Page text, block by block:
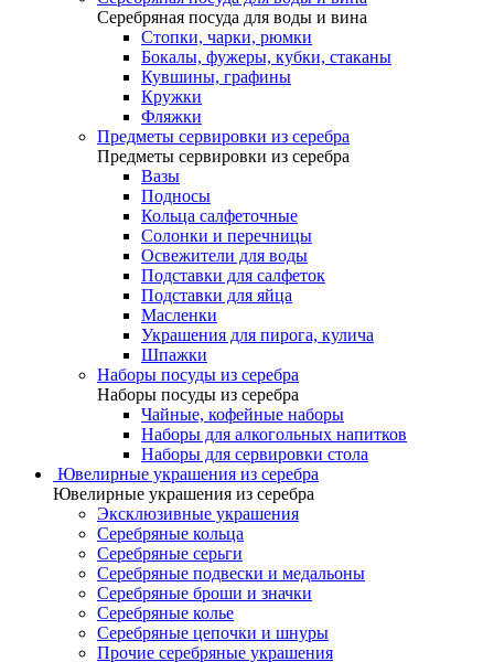
Серебряная посуда для воды и вина
Стопки, чарки, рюмки
Бокалы, фужеры, кубки, стаканы
Кувшины, графины
Кружки
Фляжки
Предметы сервировки из серебра
Предметы сервировки из серебра
Вазы
Подносы
Кольца салфеточные
Солонки и перечницы
Освежители для воды
Подставки для салфеток
Подставки для яйца
Масленки
Украшения для пирога, кулича
Шпажки
Наборы посуды из серебра
Наборы посуды из серебра
Чайные, кофейные наборы
Наборы для алкогольных напитков
Наборы для сервировки стола
Ювелирные украшения из серебра
Ювелирные украшения из серебра
Эксклюзивные украшения
Серебряные кольца
Серебряные серьги
Серебряные подвески и медальоны
Серебряные броши и значки
Серебряные колье
Серебряные цепочки и шнуры
Прочие серебряные украшения